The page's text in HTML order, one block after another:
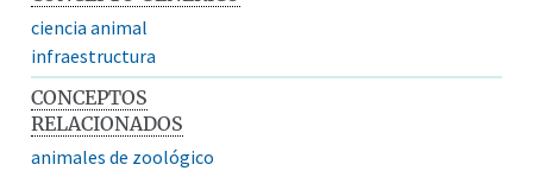
ciencia animal
infraestructura
CONCEPTOS
RELACIONADOS
animales de zoológico